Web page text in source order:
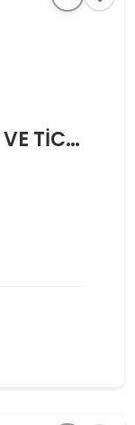
YILPAR AMBALAJ SAN VE TİC A.Ş.